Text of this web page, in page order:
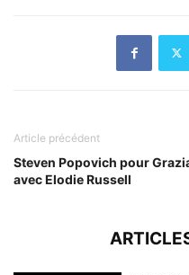
Article précédent
Steven Popovich pour
avec Elodie Russell